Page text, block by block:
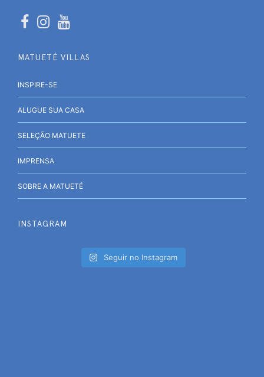
MATUETÉ VILLAS
INSPIRE-SE
ALUGUE SUA CASA
SELEÇÃO MATUETE
IMPRENSA
SOBRE A MATUETÉ
INSTAGRAM
Seguir no Instagram